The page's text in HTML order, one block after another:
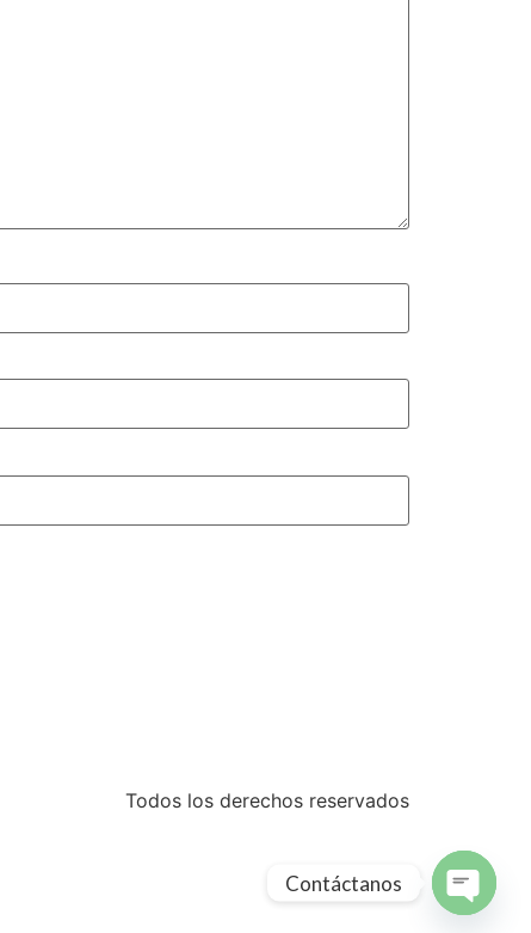
Todos los derechos reservados
Contáctanos